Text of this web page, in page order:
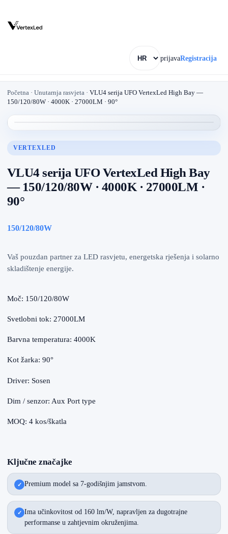
prijavaRegistracija
Početna · Unutarnja rasvjeta · VLU4 serija UFO VertexLed High Bay —
150/120/80W · 4000K · 27000LM · 90°
VERTEXLED
VLU4 serija UFO VertexLed High Bay
— 150/120/80W · 4000K · 27000LM ·
90°
150/120/80W
Vaš pouzdan partner za LED rasvjetu, energetska rješenja i solarno
skladištenje energije.
Moč: 150/120/80W
Svetlobni tok: 27000LM
Barvna temperatura: 4000K
Kot žarka: 90°
Driver: Sosen
Dim / senzor: Aux Port type
MOQ: 4 kos/škatla
Ključne značajke
Premium model sa 7-godišnjim jamstvom.
Ima učinkovitost od 160 lm/W, napravljen za dugotrajne
performanse u zahtjevnim okruženjima.